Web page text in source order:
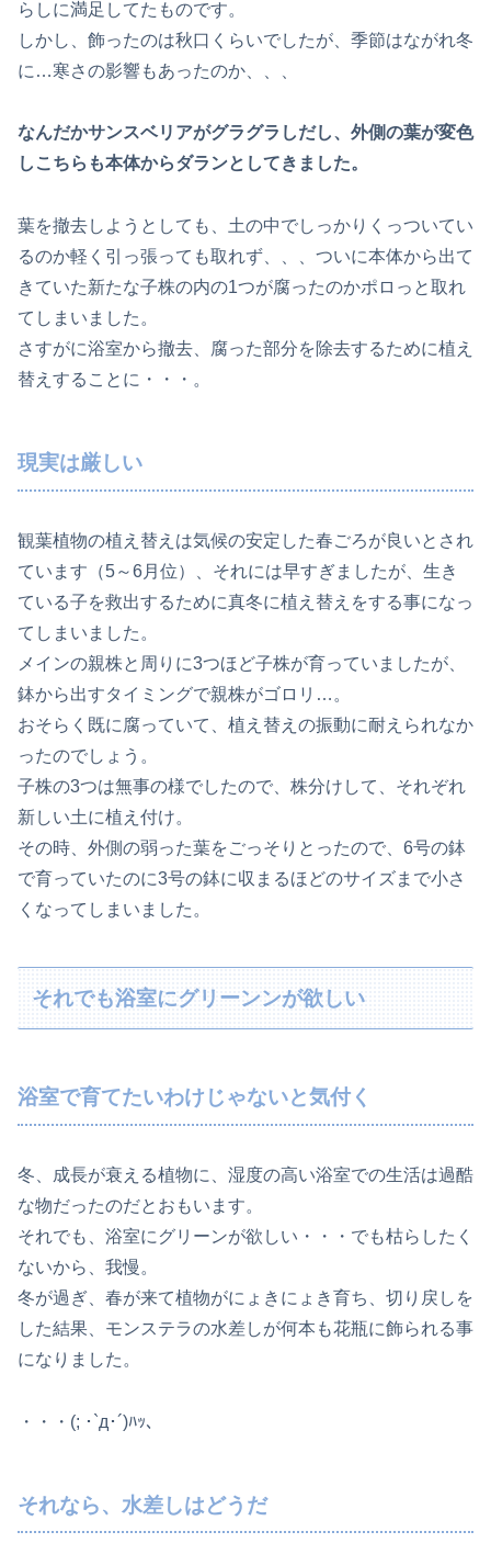
らしに満足してたものです。
しかし、飾ったのは秋口くらいでしたが、季節はながれ冬
に…寒さの影響もあったのか、、、
なんだかサンスベリアがグラグラしだし、外側の葉が変色
しこちらも本体からダランとしてきました。
葉を撤去しようとしても、土の中でしっかりくっついてい
るのか軽く引っ張っても取れず、、、ついに本体から出て
きていた新たな子株の内の1つが腐ったのかポロっと取れ
てしまいました。
さすがに浴室から撤去、腐った部分を除去するために植え
替えすることに・・・。
現実は厳しい
観葉植物の植え替えは気候の安定した春ごろが良いとされ
ています（5～6月位）、それには早すぎましたが、生き
ている子を救出するために真冬に植え替えをする事になっ
てしまいました。
メインの親株と周りに3つほど子株が育っていましたが、
鉢から出すタイミングで親株がゴロリ…。
おそらく既に腐っていて、植え替えの振動に耐えられなか
ったのでしょう。
子株の3つは無事の様でしたので、株分けして、それぞれ
新しい土に植え付け。
その時、外側の弱った葉をごっそりとったので、6号の鉢
で育っていたのに3号の鉢に収まるほどのサイズまで小さ
くなってしまいました。
それでも浴室にグリーンンが欲しい
浴室で育てたいわけじゃないと気付く
冬、成長が衰える植物に、湿度の高い浴室での生活は過酷
な物だったのだとおもいます。
それでも、浴室にグリーンが欲しい・・・でも枯らしたく
ないから、我慢。
冬が過ぎ、春が来て植物がにょきにょき育ち、切り戻しを
した結果、モンステラの水差しが何本も花瓶に飾られる事
になりました。
・・・(; ･`д･´)ﾊｯ、
それなら、水差しはどうだ